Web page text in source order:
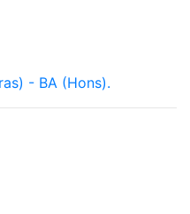
- BA (Hons).